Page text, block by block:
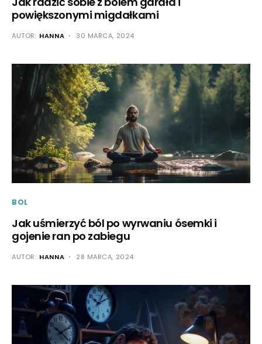
powiększonymi migdałkami
AUTOR: HANNA 30 MARCA, 2024
BOL
Jak uśmierzyć ból po wyrwaniu ósemki i
gojenie ran po zabiegu
AUTOR: HANNA 28 MARCA, 2024